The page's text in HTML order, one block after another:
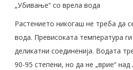
„Убивање“ со врела вода
Растението никогаш не треба да
вода. Превисоката температура
деликатни соединенија. Водата
90-95 степени, но да не „врие“ над